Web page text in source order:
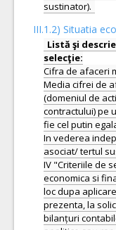
III.1.2) Situatia
Listă şi
Cifra de afaceri
Media cifrei de
(domeniul de
contractului) pe
fie cel putin
In vederea
asociat/ tertul
IV "Criteriile de
economica si
loc dupa
prezenta, la
bilanțuri